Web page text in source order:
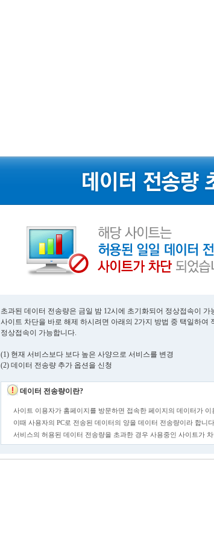
초과된 데이터 전송량은 금일 밤 12시에 초기화되어 정상접속이 가
사이트 차단을 바로 해제 하시려면 아래의 2가지 방법 중 택일하여
정상접속이 가능합니다.
(1) 현재 서비스보다 보다 높은 사양으로 서비스를 변경
(2) 데이터 전송량 추가 옵션을 신청
데이터 전송량이란?
사이트 이용자가 홈페이지를 방문하면 접속한 페이지의 데이터가 이
이때 사용자의 PC로 전송된 데이터의 양을 데이터 전송량이라 합니다.
서비스의 허용된 데이터 전송량을 초과한 경우 사용중인 사이트가